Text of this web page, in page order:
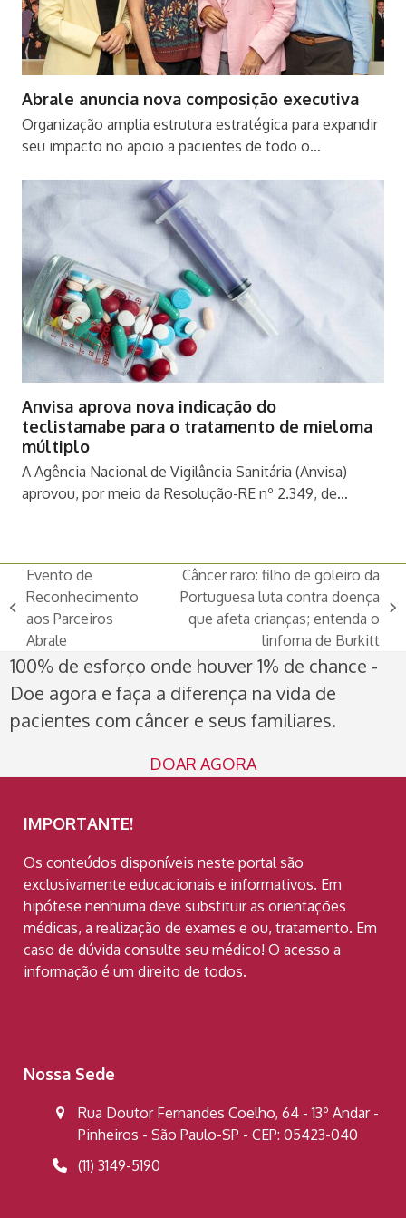
Abrale anuncia nova composição executiva
Organização amplia estrutura estratégica para expandir
seu impacto no apoio a pacientes de todo o…
Anvisa aprova nova indicação do
teclistamabe para o tratamento de mieloma
múltiplo
A Agência Nacional de Vigilância Sanitária (Anvisa)
aprovou, por meio da Resolução-RE nº 2.349, de…
previous
post:
Evento de
Reconhecimento
aos Parceiros
Abrale
Câncer raro: filho de goleiro da
Portuguesa luta contra doença
que afeta crianças; entenda o
linfoma de Burkitt
100% de esforço onde houver 1% de chance -
Doe agora e faça a diferença na vida de
pacientes com câncer e seus familiares.
DOAR AGORA
IMPORTANTE!
Os conteúdos disponíveis neste portal são
exclusivamente educacionais e informativos. Em
hipótese nenhuma deve substituir as orientações
médicas, a realização de exames e ou, tratamento. Em
caso de dúvida consulte seu médico! O acesso a
informação é um direito de todos.
Nossa Sede
Rua Doutor Fernandes Coelho, 64 - 13º Andar -
Pinheiros - São Paulo-SP - CEP: 05423-040
(11) 3149-5190